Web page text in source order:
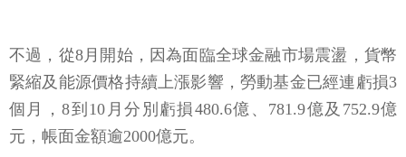
不過，從8月開始，因為面臨全球金融市場震盪，貨幣
緊縮及能源價格持續上漲影響，勞動基金已經連虧損3
個月，8到10月分別虧損480.6億、781.9億及752.9億
元，帳面金額逾2000億元。